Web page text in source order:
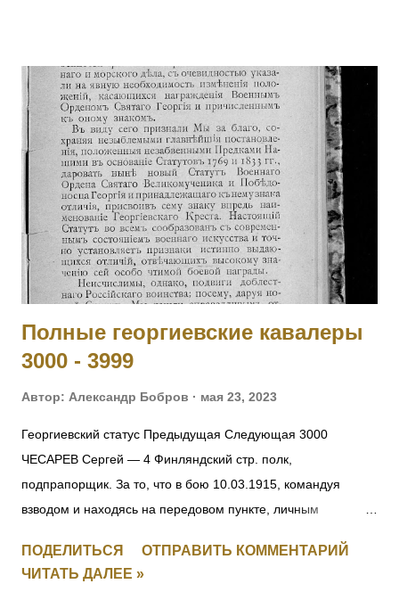
11 рота, ст. унтер-офицер. За отличие в бою 27.09.1915.
5008 КЛОПЧУК Василий — 126 пех. Рыльский полк, 16 рота,
мл. унтер-офицер. За отличие в бою 27.09.1915. 5009
МОНЧАРУК Сильвестр — 126 пех. Рыльский полк,
пулеметная команда, ст. унтер-офицер. За отличие в бою
27.09.1915. 5010 ОБЕДЗИНСКИЙ Игнатий — 126 пех.
Рыльский полк, пулеметная команда, ст. унтер-офицер. За
отличие в бою 27.09.1915. 5011 - 5012 Фамилия не
установлена. 5013 БАММАТОВ Бийглыч — 2 Дагестанский
Полные георгиевские кавалеры
3000 - 3999
Автор: Александр Бобров мая 23, 2023
Георгиевский статус Предыдущая Следующая 3000
ЧЕСАРЕВ Сергей — 4 Финляндский стр. полк,
подпрапорщик. За то, что в бою 10.03.1915, командуя
взводом и находясь на передовом пункте, личным
отбил противника и удержал за собой позицию. [II-8059, III-
52383, IV-53035] 3001 СМИРНОВ Федул — 4 Финляндский
ПОДЕЛИТЬСЯ
ОТПРАВИТЬ КОММЕНТАРИЙ
ЧИТАТЬ ДАЛЕЕ »